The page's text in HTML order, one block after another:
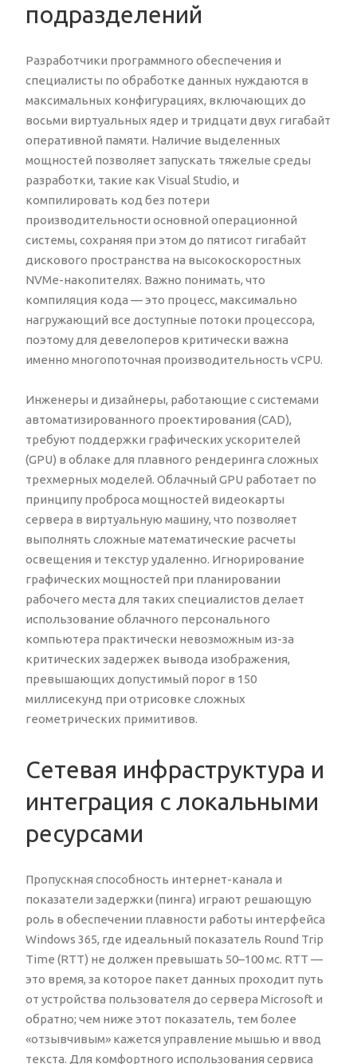
подразделений
Разработчики программного обеспечения и
специалисты по обработке данных нуждаются в
максимальных конфигурациях, включающих до
восьми виртуальных ядер и тридцати двух гигабайт
оперативной памяти. Наличие выделенных
мощностей позволяет запускать тяжелые среды
разработки, такие как Visual Studio, и
компилировать код без потери
производительности основной операционной
системы, сохраняя при этом до пятисот гигабайт
дискового пространства на высокоскоростных
NVMe-накопителях. Важно понимать, что
компиляция кода — это процесс, максимально
нагружающий все доступные потоки процессора,
поэтому для девелоперов критически важна
именно многопоточная производительность vCPU.
Инженеры и дизайнеры, работающие с системами
автоматизированного проектирования (CAD),
требуют поддержки графических ускорителей
(GPU) в облаке для плавного рендеринга сложных
трехмерных моделей. Облачный GPU работает по
принципу проброса мощностей видеокарты
сервера в виртуальную машину, что позволяет
выполнять сложные математические расчеты
освещения и текстур удаленно. Игнорирование
графических мощностей при планировании
рабочего места для таких специалистов делает
использование облачного персонального
компьютера практически невозможным из-за
критических задержек вывода изображения,
превышающих допустимый порог в 150
миллисекунд при отрисовке сложных
геометрических примитивов.
Сетевая инфраструктура и
интеграция с локальными
ресурсами
Пропускная способность интернет-канала и
показатели задержки (пинга) играют решающую
роль в обеспечении плавности работы интерфейса
Windows 365, где идеальный показатель Round Trip
Time (RTT) не должен превышать 50–100 мс. RTT —
это время, за которое пакет данных проходит путь
от устройства пользователя до сервера Microsoft и
обратно; чем ниже этот показатель, тем более
«отзывчивым» кажется управление мышью и ввод
текста. Для комфортного использования сервиса